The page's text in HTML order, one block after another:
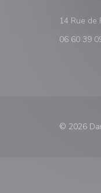
14 Rue de
06 60 39
© 2026